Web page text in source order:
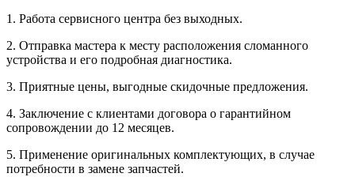
1. Работа сервисного центра без выходных.
2. Отправка мастера к месту расположения сломанного
устройства и его подробная диагностика.
3. Приятные цены, выгодные скидочные предложения.
4. Заключение с клиентами договора о гарантийном
сопровождении до 12 месяцев.
5. Применение оригинальных комплектующих, в случае
потребности в замене запчастей.